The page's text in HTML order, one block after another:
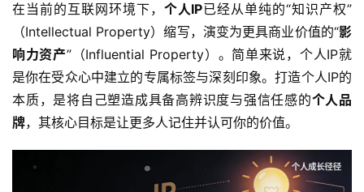
在当前的互联网环境下， 个人IP已经从单纯的“知识产权”
（Intellectual Property）缩写，演变为更具商业价值的“影
响力资产”（Influential Property）。简单来说，个人IP就
是你在受众心中建立的专属标签与深刻印象。打造个人IP的
本质，是将自己塑造成具备高辨识度与强信任感的个人品
牌，其核心目标是让更多人记住并认可你的价值。